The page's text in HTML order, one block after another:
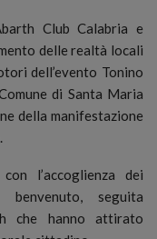
Club Calabria e
delle realtà locali
dell’evento Tonino
di Santa Maria
della manifestazione
l’accoglienza dei
seguita
che hanno attirato